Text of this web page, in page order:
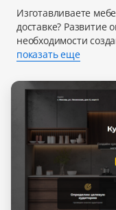
Изготавливаете
доставке? Развитие
необходимости
показать еще